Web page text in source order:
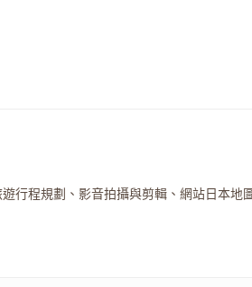
行程規劃、影音拍攝與剪輯、網站日本地